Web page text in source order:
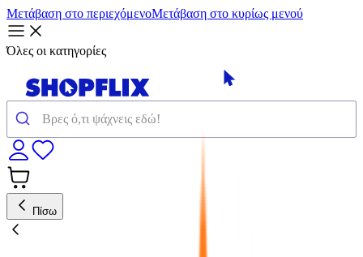
Μετάβαση στο περιεχόμενοΜετάβαση στο κυρίως μενού
Όλες οι κατηγορίες
Πίσω